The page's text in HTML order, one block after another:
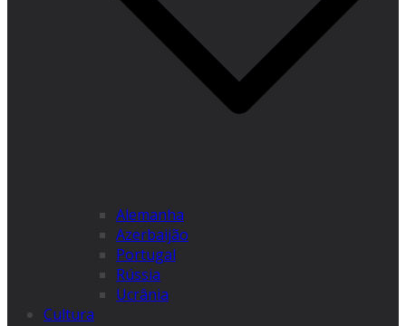
Alemanha
Azerbaijão
Portugal
Rússia
Ucrânia
Cultura